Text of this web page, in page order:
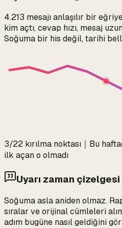
4.213 mesajı anlaşılır bir
kim açtı, cevap hızı, mesaj
Soğuma bir his değil, tarihi belli
3/22 kırılma noktası ｜ Bu
ilk açan o olmadı
Uyarı zaman çizelgesi
Soğuma asla aniden olmaz.
sıralar ve orijinal cümleleri
adım bugüne nasıl geldiğini